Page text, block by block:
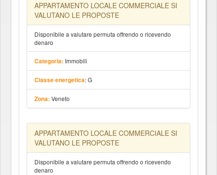
APPARTAMENTO LOCALE COMMERCIALE SI
VALUTANO LE PROPOSTE
Disponibile a valutare permuta offrendo o ricevendo
denaro
Categoria: Immobili
Classe energetica: G
Zona: Veneto
APPARTAMENTO LOCALE COMMERCIALE SI
VALUTANO LE PROPOSTE
Disponibile a valutare permuta offrendo o ricevendo
denaro